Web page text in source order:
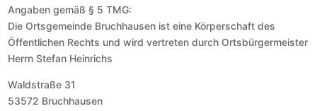
Angaben gemäß § 5 TMG:
Die Ortsgemeinde Bruchhausen ist eine Körperschaft des
Öffentlichen Rechts und wird vertreten durch Ortsbürgermeister
Herrn Stefan Heinrichs
Waldstraße 31
53572 Bruchhausen